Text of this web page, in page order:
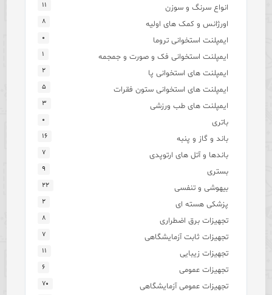
انواع سرنگ و سوزن ۱۱
اورژانس و کمک های اولیه ۸
ایمپلنت استخوانی تروما ۰
ایمپلنت استخوانی فک و صورت و جمجمه ۱
ایمپلنت های استخوانی پا ۲
ایمپلنت های استخوانی ستون فقرات ۵
ایمپلنت های طب ورزشی ۳
باتری ۰
باند و گاز و پنبه ۱۶
باندها و آتل های ارتوپدی ۷
بستری ۹
بیهوشی و تنفسی ۲۲
پزشکی هسته ای ۲
تجهیزات برق اضطراری ۸
تجهیزات ثابت آزمایشگاهی ۷
تجهیزات زیبایی ۱۱
تجهیزات عمومی ۶
تجهیزات عمومی آزمایشگاهی ۷۰